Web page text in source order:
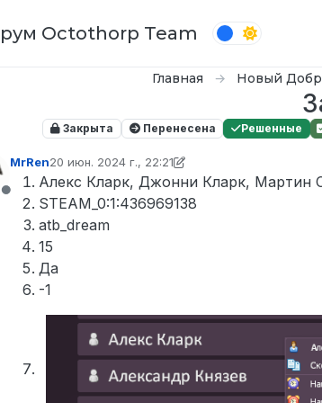
Octothorp Team
Главная Новый
Закрыта Перенесена Решенные
Не в сети
MrRen20 июн. 2024 г., 22:21
отредактировано VONDIK
Алекс Кларк, Джонни Кларк, Мартин
STEAM_0:1:436969138
atb_dream
15
Да
-1